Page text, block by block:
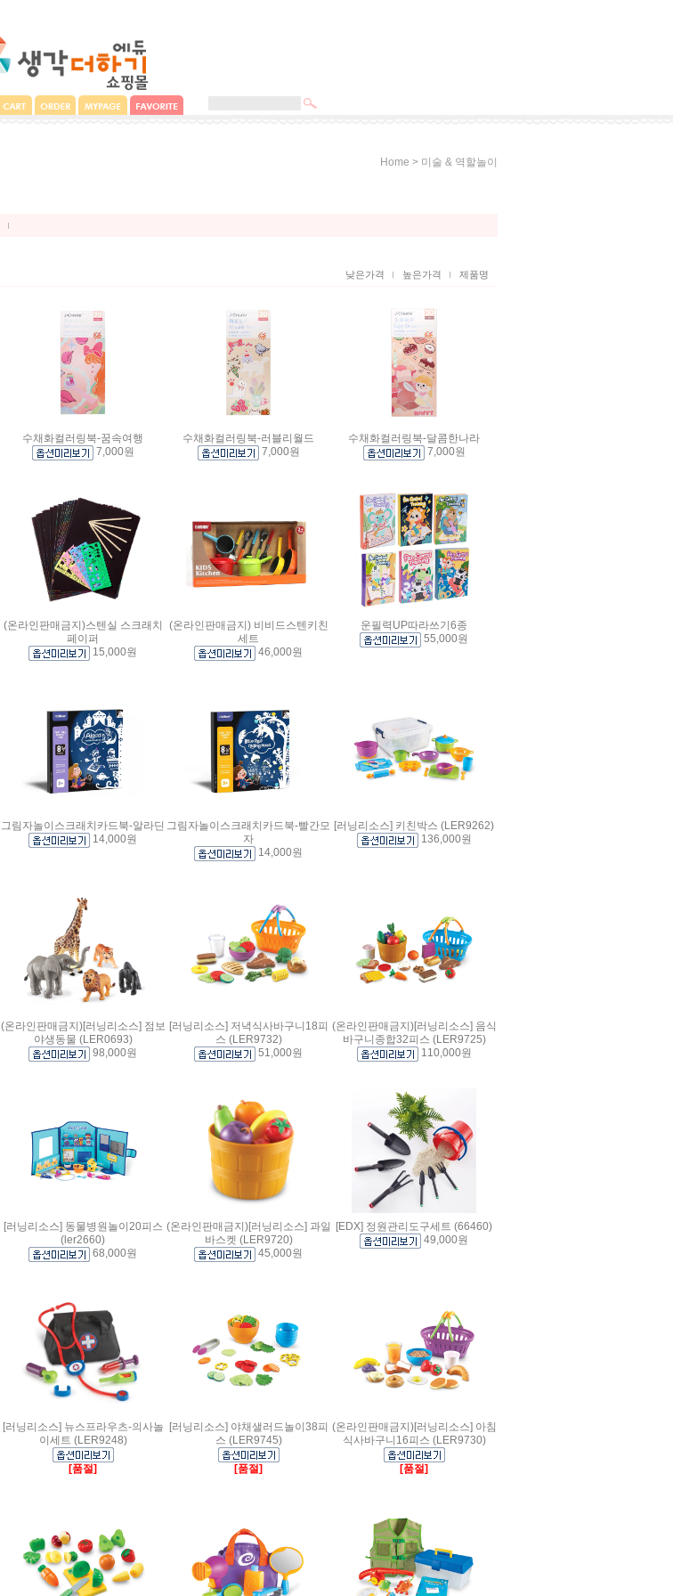
Home > 미술 & 역할놀이
낮은가격 높은가격 제품명
수채화컬러링북-꿈속여행
7,000원
수채화컬러링북-러블리월드
7,000원
수채화컬러링북-달콤한나라
7,000원
(온라인판매금지)스텐실 스크래치
페이퍼
15,000원
(온라인판매금지) 비비드스텐키친
세트
46,000원
운필력UP따라쓰기6종
55,000원
그림자놀이스크래치카드북-알라딘
14,000원
그림자놀이스크래치카드북-빨간모
자
14,000원
[러닝리소스] 키친박스 (LER9262)
136,000원
(온라인판매금지)[러닝리소스] 점보
야생동물 (LER0693)
98,000원
[러닝리소스] 저녁식사바구니18피
스 (LER9732)
51,000원
(온라인판매금지)[러닝리소스] 음식
바구니종합32피스 (LER9725)
110,000원
[러닝리소스] 동물병원놀이20피스
(ler2660)
68,000원
(온라인판매금지)[러닝리소스] 과일
바스켓 (LER9720)
45,000원
[EDX] 정원관리도구세트 (66460)
49,000원
[러닝리소스] 뉴스프라우츠-의사놀
이세트 (LER9248)
[품절]
[러닝리소스] 야채샐러드놀이38피
스 (LER9745)
[품절]
(온라인판매금지)[러닝리소스] 아침
식사바구니16피스 (LER9730)
[품절]